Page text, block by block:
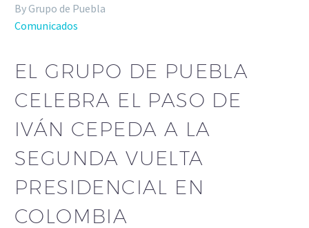
By Grupo de Puebla
Comunicados
EL GRUPO DE PUEBLA
CELEBRA EL PASO DE
IVÁN CEPEDA A LA
SEGUNDA VUELTA
PRESIDENCIAL EN
COLOMBIA